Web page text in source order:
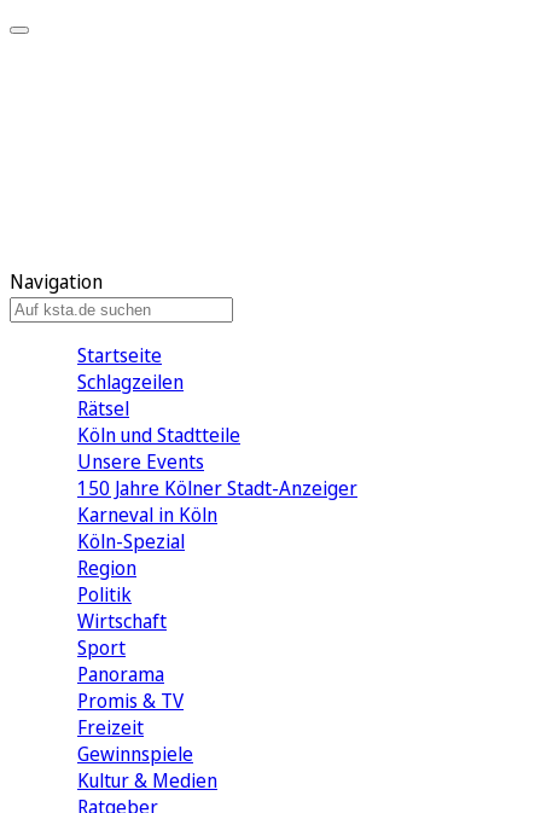
Navigation
Startseite
Schlagzeilen
Rätsel
Köln und Stadtteile
Unsere Events
150 Jahre Kölner Stadt-Anzeiger
Karneval in Köln
Köln-Spezial
Region
Politik
Wirtschaft
Sport
Panorama
Promis & TV
Freizeit
Gewinnspiele
Kultur & Medien
Ratgeber